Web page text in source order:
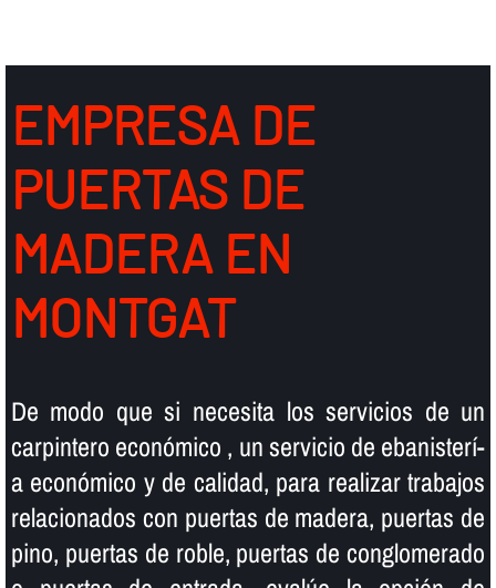
EMPRESA DE
PUERTAS DE
MADERA EN
MONTGAT
De modo que si necesita los servicios de un
carpintero económico , un servicio de ebanisterí­
a económico y de calidad, para realizar trabajos
relacionados con puertas de madera, puertas de
pino, puertas de roble, puertas de conglomerado